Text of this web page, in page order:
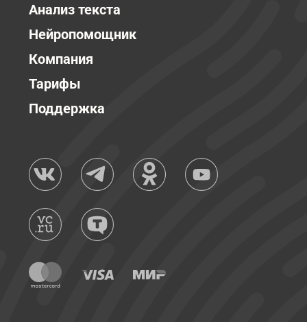
Анализ текста
Нейропомощник
Компания
Тарифы
Поддержка